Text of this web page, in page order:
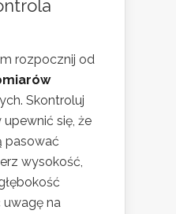
rozpocznij od
Skontroluj
się, że
pasować
wysokość,
na